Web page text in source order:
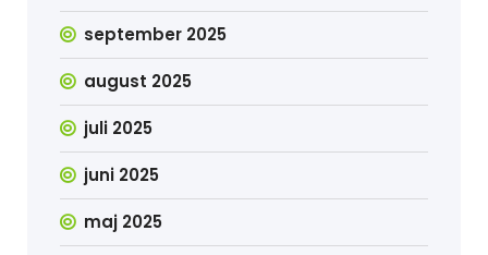
september 2025
august 2025
juli 2025
juni 2025
maj 2025